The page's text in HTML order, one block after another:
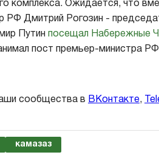
комплекса. Ожидается, что
РФ Дмитрий Рогозин -
Путин посещал Набережные
пост премьер-министра
сообщества в ВКонтакте,
камазаз